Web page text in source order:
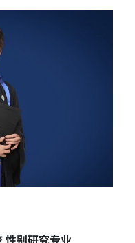
性别研究专业